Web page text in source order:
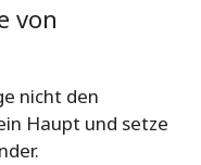
von
nicht den
Haupt und setze